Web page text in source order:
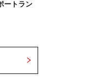
ートラン